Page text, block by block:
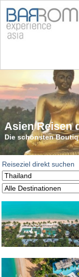
Asien Reisen
Die schönsten
Die
Tauchen Sie ein in
Reiseziel direkt suchen